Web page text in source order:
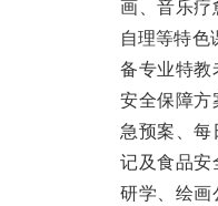
画、音乐
自理等特色
备专业特
安全保障
急预案、
记及食品
研学、绘画